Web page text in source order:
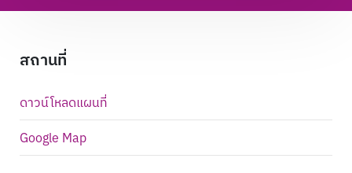
สถานที่
ดาวน์โหลดแผนที่
Google Map